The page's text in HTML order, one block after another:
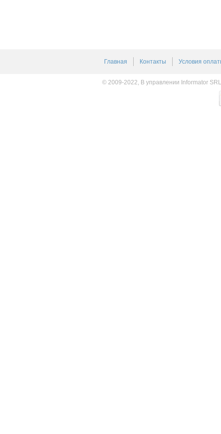
Главная Контакты Условия
© 2009-2022, В управлении Informator SRL